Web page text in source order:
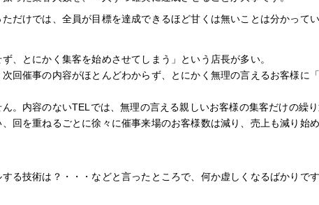
だけでは、全員が目標を達成できるほど甘くは無いことは分かって
、とにかく集客を始めさせてしまう」という店長が多い。
回催事の内容がほとんどわからず、とにかく無理の言えるお客様に
。内容のないTELでは、無理の言える親しいお客様の集客だけの繰り
回を重ねるごとに徐々に催事来場のお客様数は減り、売上も減り始
る技術は？・・・などと言ったところで、何か虚しくなるばかりです